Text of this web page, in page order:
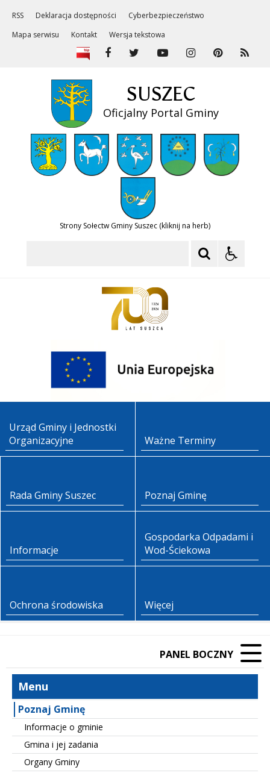
RSS Deklaracja dostępności
Cyberbezpieczeństwo
Mapa serwisu
Kontakt Wersja tekstowa
SUSZEC
Oficjalny Portal Gminy
Strony Sołectw Gminy Suszec (kliknij na herb)
Urząd Gminy i Jednostki
Organizacyjne
Ważne Terminy
Rada Gminy Suszec Poznaj Gminę
Informacje
Gospodarka Odpadami i
Wod-Ściekowa
Ochrona środowiska Więcej
PANEL BOCZNY
Menu
Poznaj Gminę
Informacje o gminie
Gmina i jej zadania
Organy Gminy